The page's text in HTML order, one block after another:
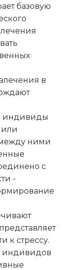
базовую
в
индивиды
или
между ними
с
-
к стрессу.
индивидов